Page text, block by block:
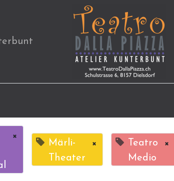
×
Märli-
Theater
×
Teatro
Medio
×